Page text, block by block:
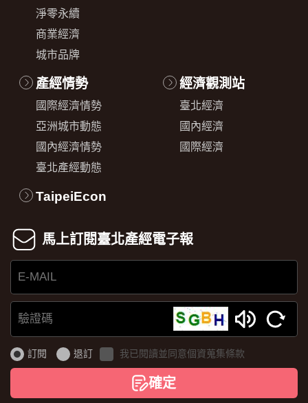
淨零永續
商業經濟
城市品牌
產經情勢
國際經濟情勢
亞洲城市動態
國內經濟情勢
臺北產經動態
經濟觀測站
臺北經濟
國內經濟
國際經濟
TaipeiEcon
馬上訂閱臺北產經電子報
MAIL
證
碼
訂閱 退訂 我已閱讀並同意個資蒐集條款
確定